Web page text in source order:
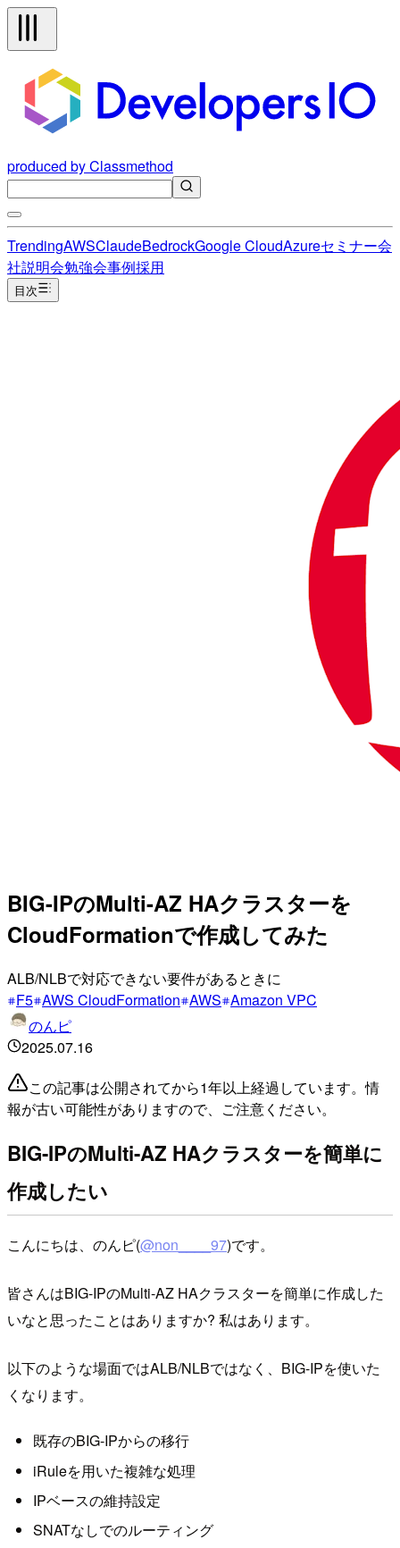
produced by Classmethod
TrendingAWSClaudeBedrockGoogle CloudAzureセミナー会
社説明会勉強会事例採用
目次
BIG-IPのMulti-AZ HAクラスターを
CloudFormationで作成してみた
ALB/NLBで対応できない要件があるときに
F5 AWS CloudFormation AWS Amazon VPC
のんピ
2025.07.16
この記事は公開されてから1年以上経過しています。情
報が古い可能性がありますので、ご注意ください。
BIG-IPのMulti-AZ HAクラスターを簡単に
作成したい
こんにちは、のんピ(@non____97)です。
皆さんはBIG-IPのMulti-AZ HAクラスターを簡単に作成した
いなと思ったことはありますか? 私はあります。
以下のような場面ではALB/NLBではなく、BIG-IPを使いた
くなります。
既存のBIG-IPからの移行
iRuleを用いた複雑な処理
IPベースの維持設定
SNATなしでのルーティング